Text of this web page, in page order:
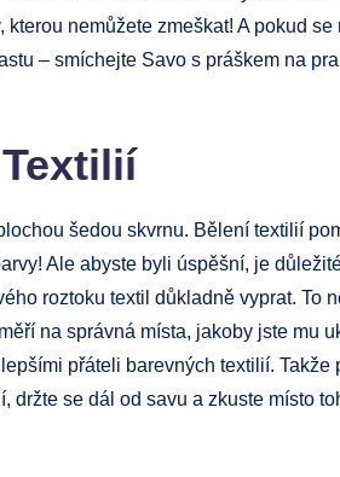
nemůžete zmeškat! A pokud se
– smíchejte Savo s práškem na
šedou skvrnu. Bělení textilií
Ale abyste byli úspěšní, je
roztoku textil důkladně vyprat. To
na správná místa, jakoby jste mu
přáteli barevných textilií. Takže
držte se dál od savu a zkuste místo